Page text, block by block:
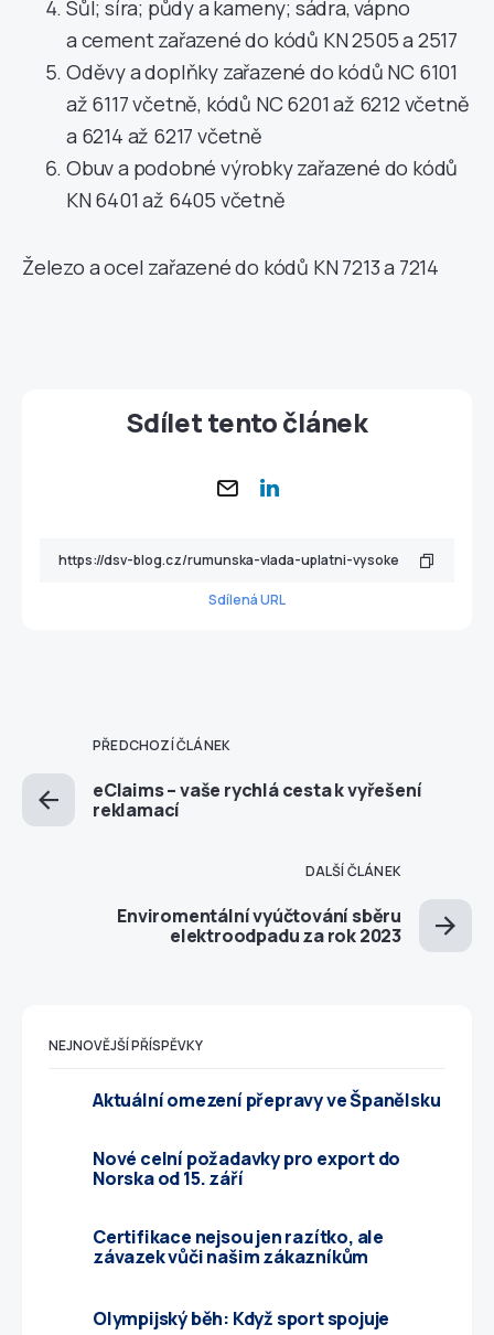
Sůl; síra; půdy a kameny; sádra, vápno
a cement zařazené do kódů KN 2505 a 2517
Oděvy a doplňky zařazené do kódů NC 6101
až 6117 včetně, kódů NC 6201 až 6212 včetně
a 6214 až 6217 včetně
Obuv a podobné výrobky zařazené do kódů
KN 6401 až 6405 včetně
Železo a ocel zařazené do kódů KN 7213 a 7214
Sdílet tento článek
Sdílená URL
PŘEDCHOZÍ ČLÁNEK
eClaims – vaše rychlá cesta k vyřešení
reklamací
DALŠÍ ČLÁNEK
Enviromentální vyúčtování sběru
elektroodpadu za rok 2023
NEJNOVĚJŠÍ PŘÍSPĚVKY
Aktuální omezení přepravy ve Španělsku
Nové celní požadavky pro export do
Norska od 15. září
Certifikace nejsou jen razítko, ale
závazek vůči našim zákazníkům
Olympijský běh: Když sport spojuje